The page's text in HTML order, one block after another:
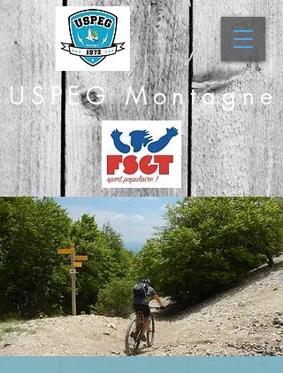
USPEG Montagne